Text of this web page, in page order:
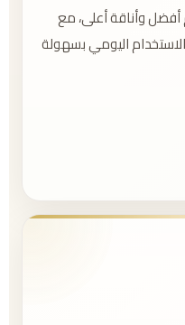
وأناقة أعلى، مع
اليومي بسهولة